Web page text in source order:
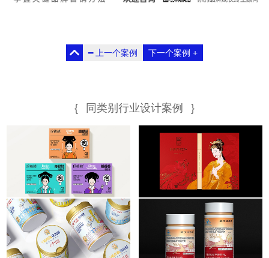
━上一个案例 下一个案例 +
{ 同类别行业设计案例 }